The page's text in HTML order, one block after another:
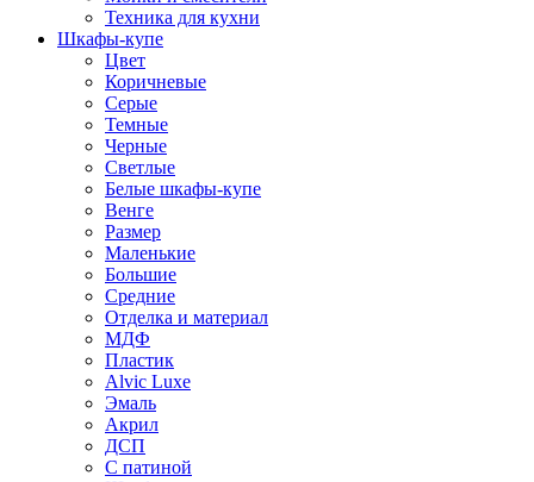
Техника для кухни
Шкафы-купе
Цвет
Коричневые
Серые
Темные
Черные
Светлые
Белые шкафы-купе
Венге
Размер
Маленькие
Большие
Средние
Отделка и материал
МДФ
Пластик
Alvic Luxe
Эмаль
Акрил
ДСП
С патиной